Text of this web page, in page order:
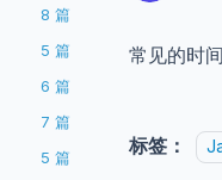
8 篇
5 篇
6 篇
7 篇
5 篇
常见的时
标签：